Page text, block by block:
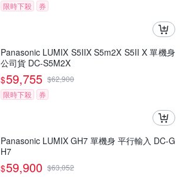
限時下殺
券
Panasonic LUMIX S5IIX S5m2X S5II X 單機身
公司貨 DC-S5M2X
$59,755 $62,900
限時下殺
券
Panasonic LUMIX GH7 單機身 平行輸入 DC-G
H7
$59,900 $63,052